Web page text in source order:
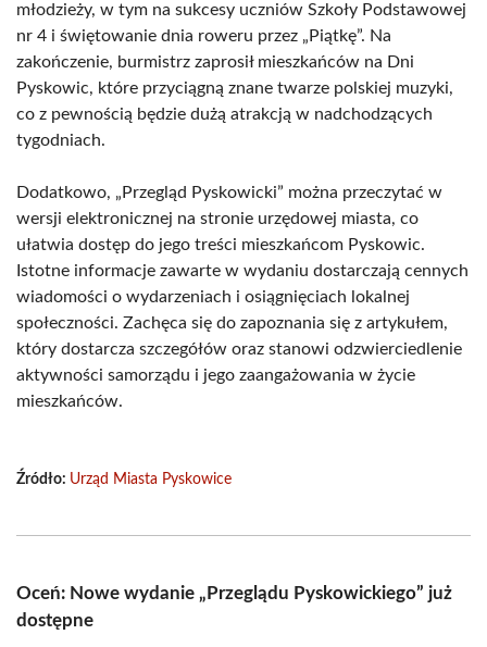
młodzieży, w tym na sukcesy uczniów Szkoły Podstawowej
nr 4 i świętowanie dnia roweru przez „Piątkę”. Na
zakończenie, burmistrz zaprosił mieszkańców na Dni
Pyskowic, które przyciągną znane twarze polskiej muzyki,
co z pewnością będzie dużą atrakcją w nadchodzących
tygodniach.
Dodatkowo, „Przegląd Pyskowicki” można przeczytać w
wersji elektronicznej na stronie urzędowej miasta, co
ułatwia dostęp do jego treści mieszkańcom Pyskowic.
Istotne informacje zawarte w wydaniu dostarczają cennych
wiadomości o wydarzeniach i osiągnięciach lokalnej
społeczności. Zachęca się do zapoznania się z artykułem,
który dostarcza szczegółów oraz stanowi odzwierciedlenie
aktywności samorządu i jego zaangażowania w życie
mieszkańców.
Źródło: Urząd Miasta Pyskowice
Oceń: Nowe wydanie „Przeglądu Pyskowickiego” już
dostępne